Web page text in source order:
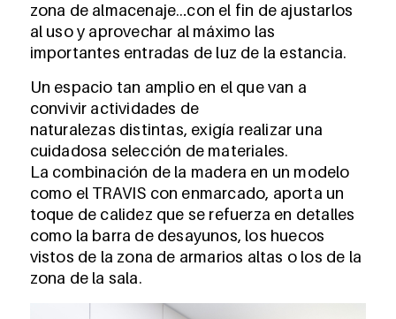
zona de almacenaje…con el fin de ajustarlos
al uso y aprovechar al máximo las
importantes entradas de luz de la estancia.
Un espacio tan amplio en el que van a
convivir actividades de
naturalezas distintas, exigía realizar una
cuidadosa selección de materiales.
La combinación de la madera en un modelo
como el TRAVIS con enmarcado, aporta un
toque de calidez que se refuerza en detalles
como la barra de desayunos, los huecos
vistos de la zona de armarios altas o los de la
zona de la sala.